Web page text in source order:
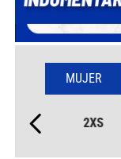
MUJER
2XS